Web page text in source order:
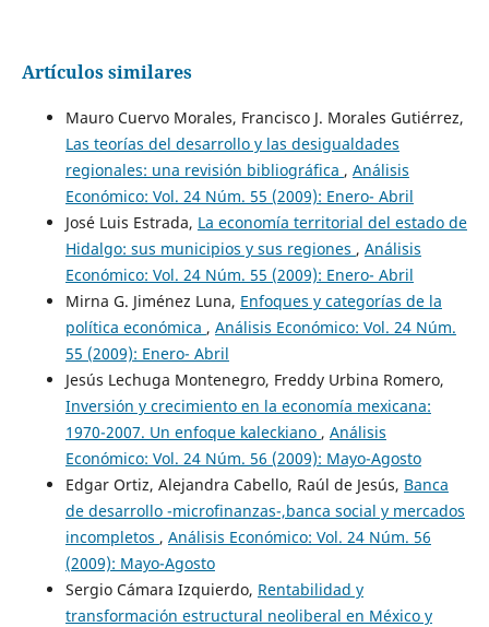
Artículos similares
Mauro Cuervo Morales, Francisco J. Morales Gutiérrez,
Las teorías del desarrollo y las desigualdades
regionales: una revisión bibliográfica , Análisis
Económico: Vol. 24 Núm. 55 (2009): Enero- Abril
José Luis Estrada, La economía territorial del estado de
Hidalgo: sus municipios y sus regiones , Análisis
Económico: Vol. 24 Núm. 55 (2009): Enero- Abril
Mirna G. Jiménez Luna, Enfoques y categorías de la
política económica , Análisis Económico: Vol. 24 Núm.
55 (2009): Enero- Abril
Jesús Lechuga Montenegro, Freddy Urbina Romero,
Inversión y crecimiento en la economía mexicana:
1970-2007. Un enfoque kaleckiano , Análisis
Económico: Vol. 24 Núm. 56 (2009): Mayo-Agosto
Edgar Ortiz, Alejandra Cabello, Raúl de Jesús, Banca
de desarrollo -microfinanzas-,banca social y mercados
incompletos , Análisis Económico: Vol. 24 Núm. 56
(2009): Mayo-Agosto
Sergio Cámara Izquierdo, Rentabilidad y
transformación estructural neoliberal en México y